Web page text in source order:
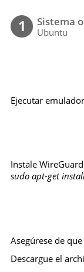
1 Sistema
Ubuntu
Ejecutar
Instale
sudo apt-get
Asegúrese de
Descargue el